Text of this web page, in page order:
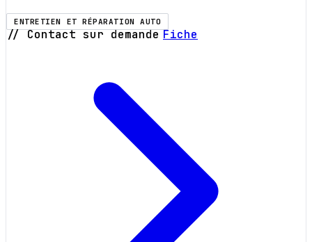
ENTRETIEN ET RÉPARATION AUTO
// Contact sur demande Fiche